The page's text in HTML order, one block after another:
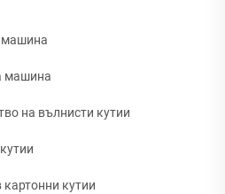
машина
машина
на вълнисти кутии
кутии